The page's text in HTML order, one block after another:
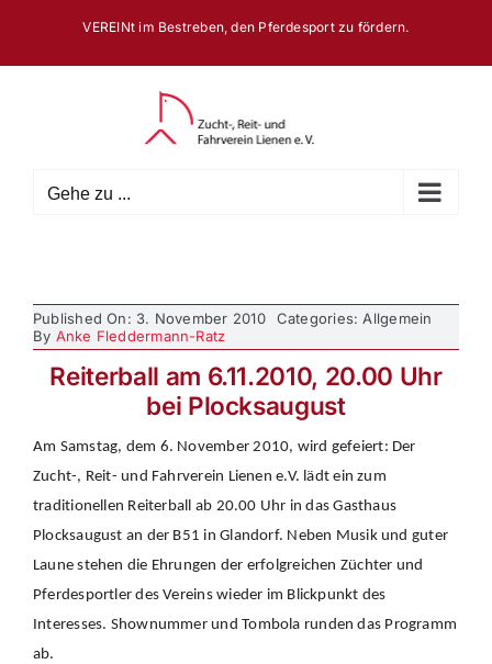
springen
VEREINt im Bestreben, den Pferdesport zu fördern.
Gehe zu ...
Published On: 3. November 2010
Categories: Allgemein
By Anke Fleddermann-Ratz
Reiterball am 6.11.2010, 20.00 Uhr
bei Plocksaugust
Am Samstag, dem 6. November 2010, wird gefeiert: Der
Zucht-, Reit- und Fahrverein Lienen e.V. lädt ein zum
traditionellen Reiterball ab 20.00 Uhr in das Gasthaus
Plocksaugust an der B51 in Glandorf. Neben Musik und guter
Laune stehen die Ehrungen der erfolgreichen Züchter und
Pferdesportler des Vereins wieder im Blickpunkt des
Interesses. Shownummer und Tombola runden das Programm
ab.